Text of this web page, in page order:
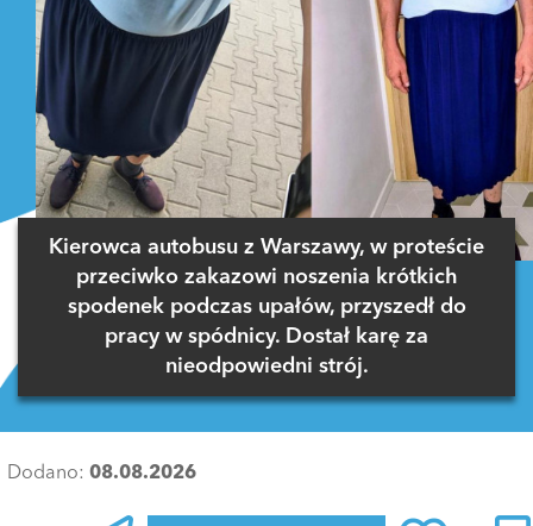
Kierowca autobusu z Warszawy, w proteście
przeciwko zakazowi noszenia krótkich
spodenek podczas upałów, przyszedł do
pracy w spódnicy. Dostał karę za
nieodpowiedni strój.
Dodano: 08.08.2026